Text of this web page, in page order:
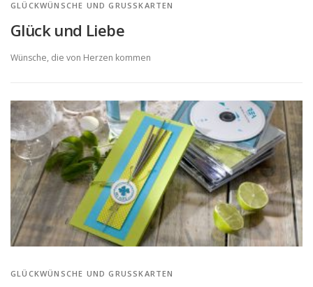
GLÜCKWÜNSCHE UND GRUSSKARTEN
Glück und Liebe
Wünsche, die von Herzen kommen
GLÜCKWÜNSCHE UND GRUSSKARTEN